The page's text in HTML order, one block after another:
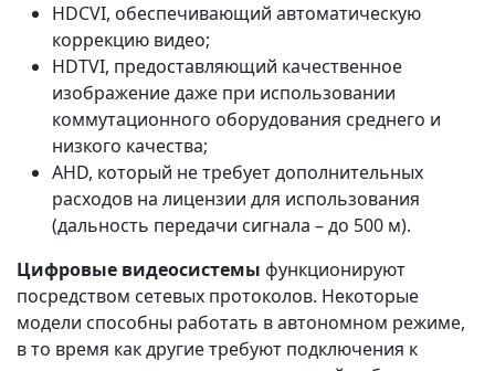
HDCVI, обеспечивающий автоматическую
коррекцию видео;
HDTVI, предоставляющий качественное
изображение даже при использовании
коммутационного оборудования среднего и
низкого качества;
AHD, который не требует дополнительных
расходов на лицензии для использования
(дальность передачи сигнала – до 500 м).
Цифровые видеосистемы функционируют
посредством сетевых протоколов. Некоторые
модели способны работать в автономном режиме,
в то время как другие требуют подключения к